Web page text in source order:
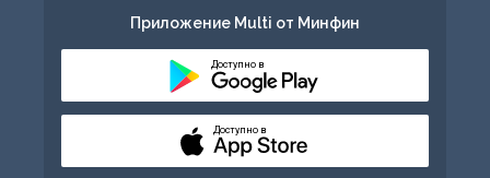
Приложение Multi от Минфин
Доступно в
Доступно в